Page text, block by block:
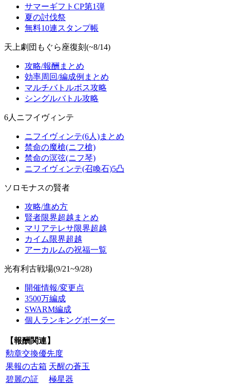
サマーギフトCP第1弾
夏の討伐祭
無料10連スタンプ帳
天上劇団もぐら座復刻(~8/14)
攻略/報酬まとめ
効率周回/編成例まとめ
マルチバトルボス攻略
シングルバトル攻略
6人ニフイヴィンテ
ニフイヴィンテ(6人)まとめ
禁命の魔槍(ニフ槍)
禁命の溟弦(ニフ琴)
ニフイヴィンテ(召喚石)5凸
ソロモナスの賢者
攻略/進め方
賢者限界超越まとめ
マリアテレサ限界超越
カイム限界超越
アーカルムの祝福一覧
光有利古戦場(9/21~9/28)
開催情報/変更点
3500万編成
SWARM編成
個人ランキングボーダー
【報酬関連】
勲章交換優先度
果報の古箱 天醒の蒼玉
碧麗の証
極星器